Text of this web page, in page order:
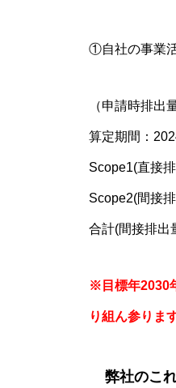
①自社の事業
（申請時排出
算定期間：
Scope1(直接
Scope2(間接
合計(間接排出
※目標年2030
り組ん参ります
弊社のこ